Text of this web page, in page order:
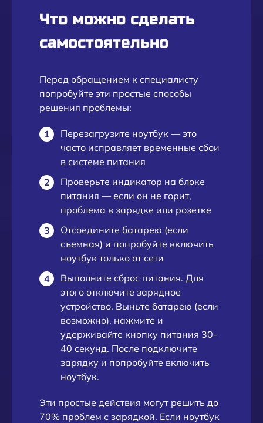
Что можно сделать
самостоятельно
Перед обращением к специалисту
попробуйте эти простые способы
решения проблемы:
Перезагрузите ноутбук — это
часто исправляет временные сбои
в системе питания
Проверьте индикатор на блоке
питания — если он не горит,
проблема в зарядке или розетке
Отсоедините батарею (если
съемная) и попробуйте включить
ноутбук только от сети
Выполните сброс питания. Для
этого отключите зарядное
устройство. Выньте батарею (если
возможно), нажмите и
удерживайте кнопку питания 30-
40 секунд. После подключите
зарядку и попробуйте включить
ноутбук.
Эти простые действия могут решить до
70% проблем с зарядкой. Если ноутбук